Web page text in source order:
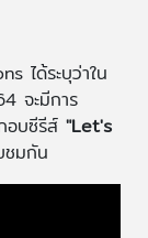
ได้ระบุว่าใน
จะมีการ
อบซีรีส์ "Let's
ชมกัน